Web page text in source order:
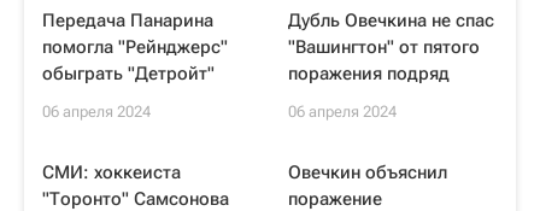
Передача Панарина
помогла "Рейнджерс"
обыграть "Детройт"
06 апреля 2024
Дубль Овечкина не спас
"Вашингтон" от пятого
поражения подряд
06 апреля 2024
СМИ: хоккеиста
"Торонто" Самсонова
Овечкин объяснил
поражение